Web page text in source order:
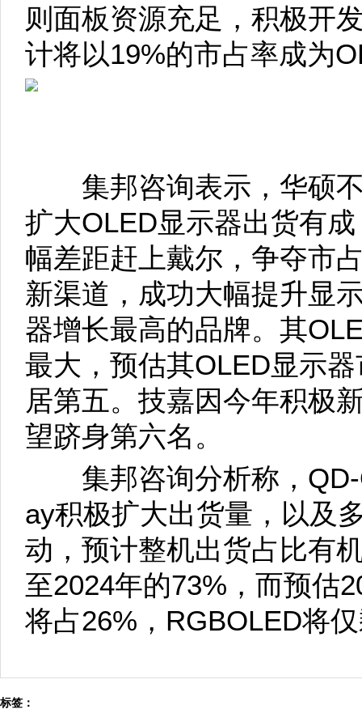
则面板资源充足，积极开
计将以19%的市占率成为
集邦咨询表示，华硕不
扩大OLED显示器出货有
幅差距赶上戴尔，争夺市
新渠道，成功大幅提升显
器增长最高的品牌。其
最大，预估其OLED显示
居第五。技嘉因今年积极
望跻身第六名。
集邦咨询分析称，QD-
ay积极扩大出货量，以及
动，预计整机出货占比有
至2024年的73%，而预估
将占26%，RGBOLED将
标签：